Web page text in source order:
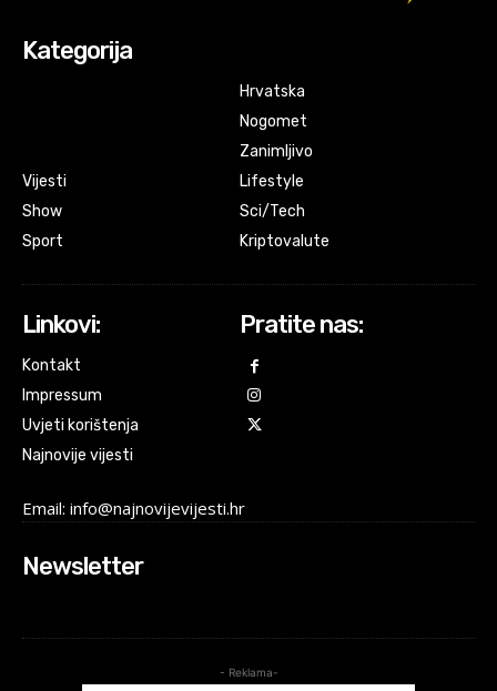
Kategorija
Vijesti
Show
Sport
Hrvatska
Nogomet
Zanimljivo
Lifestyle
Sci/Tech
Kriptovalute
Linkovi:
Kontakt
Impressum
Uvjeti korištenja
Najnovije vijesti
Pratite nas:
Email: info@najnovijevijesti.hr
Newsletter
- Reklama-